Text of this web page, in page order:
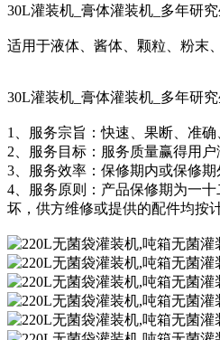
30L灌装机_膏体灌装机_多年研
适用于液体、酱体、颗粒、粉末
30L灌装机_膏体灌装机_多年研
1、服务宗旨：快速、果断、准确
2、服务目标：服务质量赢得用户
3、服务效率：保修期内或保修
4、服务原则：产品保修期为一
坏，供方维修或提供的配件均按计